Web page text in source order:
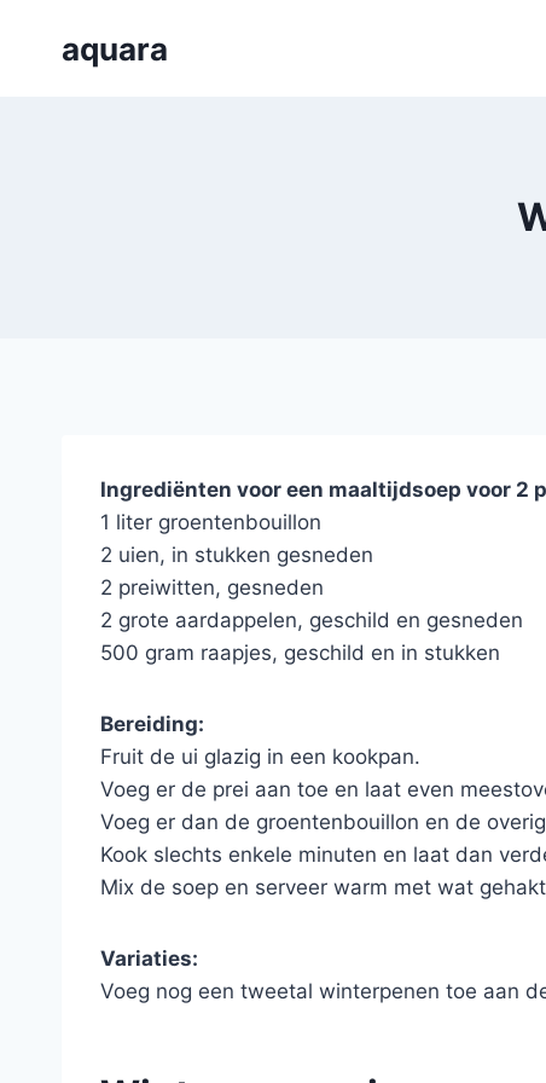
aquara
Ingrediënten voor een maaltijdsoep voor 2
1 liter groentenbouillon
2 uien, in stukken gesneden
2 preiwitten, gesneden
2 grote aardappelen, geschild en gesneden
500 gram raapjes, geschild en in stukken
Bereiding:
Fruit de ui glazig in een kookpan.
Voeg er de prei aan toe en laat even
Voeg er dan de groentenbouillon en de
Kook slechts enkele minuten en laat dan
Mix de soep en serveer warm met wat
Variaties:
Voeg nog een tweetal winterpenen toe aan